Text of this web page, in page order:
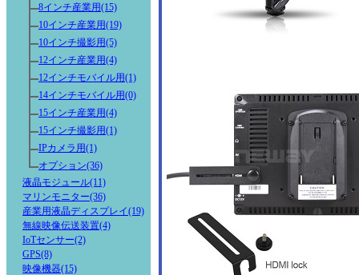
8インチ産業用(15)
10インチ産業用(19)
10インチ撮影用(5)
12インチ産業用(4)
12インチモバイル用(1)
14インチモバイル用(0)
15インチ産業用(4)
15インチ撮影用(1)
IPカメラ用(1)
オプション(36)
液晶モジュール(11)
マリンモニター(36)
産業用液晶ディスプレイ(19)
無線映像伝送装置(4)
IoTセンサー(2)
GPS(8)
映像機器(15)